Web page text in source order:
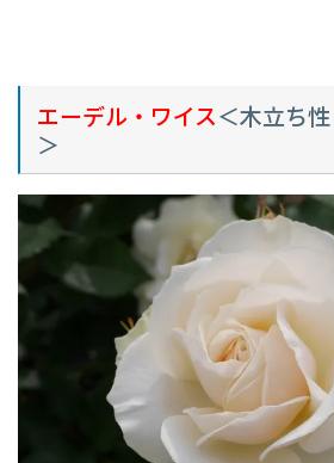
エーデル・ワイス＜木立ち
＞